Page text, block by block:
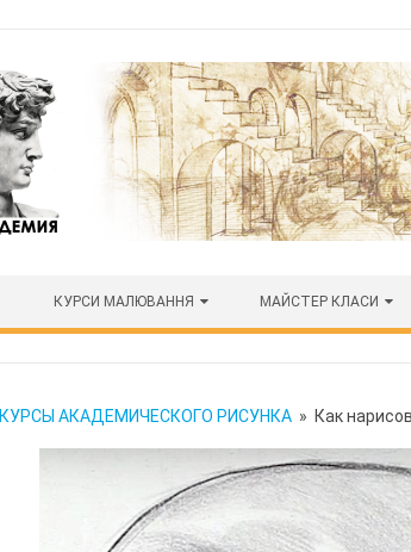
КУРСИ МАЛЮВАННЯ МАЙСТЕР КЛАСИ
КУРСЫ АКАДЕМИЧЕСКОГО РИСУНКА» Как